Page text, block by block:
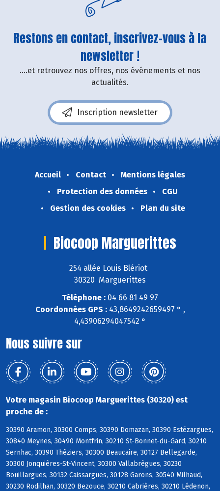
Restons en contact, inscrivez-vous à la
newsletter !
....et retrouvez nos offres, nos événements et nos
actualités.
Inscription newsletter
Accueil Contact
Mentions légales
Protection des données
CGU
Gestion des cookies
Plan du site
Biocoop Marguerittes
254 allée Louis Blériot
30320 Marguerittes
Téléphone : 04 66 81 49 97
Coordonnées GPS :43,8649242659497 ° ,
4,43906294047542 °
Nous suivre sur
Votre magasin Biocoop Marguerittes (30320) est
proche de :
30390 Aramon, 30300 Comps, 30390 Domazan, 30390 Estézargues,
30840 Meynes, 30490 Montfrin, 30210 St-Bonnet-du-Gard, 30210
Sernhac, 30390 Théziers, 30300 Beaucaire, 30127 Bellegarde,
30300 Jonquières-St-Vincent, 30300 Vallabrègues, 30230
Bouillargues, 30132 Caissargues, 30128 Garons, 30540 Milhaud,
30230 Rodilhan, 30320 Bezouce, 30210 Cabrières, 30210 Lédenon,